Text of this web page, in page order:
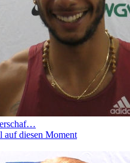
auf diesen Moment